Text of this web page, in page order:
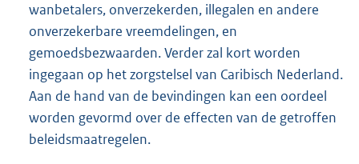
wanbetalers, onverzekerden, illegalen en andere
onverzekerbare vreemdelingen, en
gemoedsbezwaarden. Verder zal kort worden
ingegaan op het zorgstelsel van Caribisch Nederland.
Aan de hand van de bevindingen kan een oordeel
worden gevormd over de effecten van de getroffen
beleidsmaatregelen.